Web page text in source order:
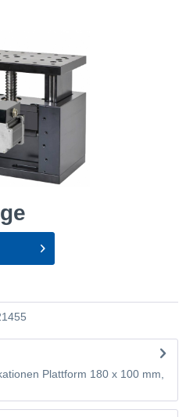
Plattform 180 x 100 mm,